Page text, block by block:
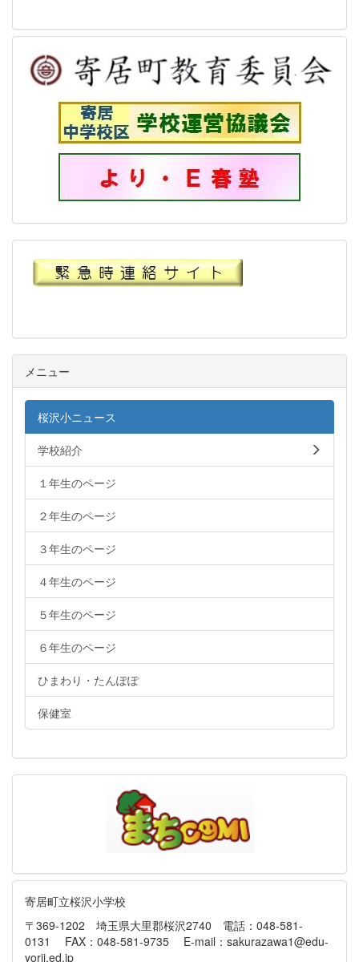
メニュー
桜沢小ニュース
学校紹介
１年生のページ
２年生のページ
３年生のページ
４年生のページ
５年生のページ
６年生のページ
ひまわり・たんぽぽ
保健室
寄居町立桜沢小学校
〒369-1202 埼玉県大里郡桜沢2740 電話：048-581-
0131 FAX：048-581-9735 E-mail：sakurazawa1@edu-
yorii.ed.jp